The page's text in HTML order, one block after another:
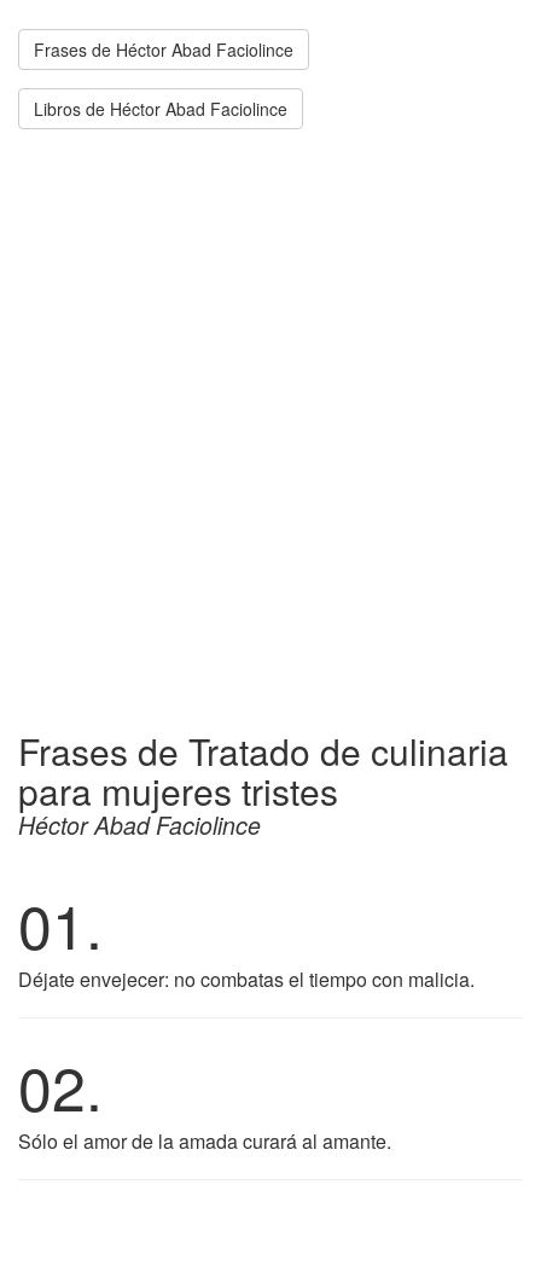
Frases de Héctor Abad Faciolince
Libros de Héctor Abad Faciolince
Frases de Tratado de culinaria
para mujeres tristes
Héctor Abad Faciolince
01.
Déjate envejecer: no combatas el tiempo con malicia.
02.
Sólo el amor de la amada curará al amante.